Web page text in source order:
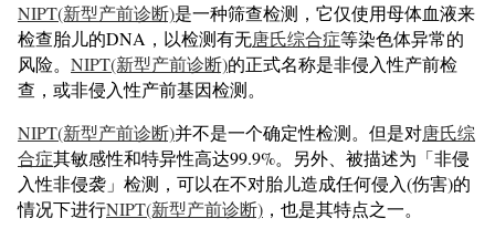
NIPT(新型产前诊断)是一种筛查检测，它仅使用母体血液来
检查胎儿的DNA，以检测有无唐氏综合症等染色体异常的
风险。 NIPT(新型产前诊断)的正式名称是非侵入性产前检
查，或非侵入性产前基因检测。
NIPT(新型产前诊断)并不是一个确定性检测。但是对唐氏综
合症其敏感性和特异性高达99.9%。另外、被描述为「非侵
入性非侵袭」检测，可以在不对胎儿造成任何侵入(伤害)的
情况下进行NIPT(新型产前诊断) ，也是其特点之一。